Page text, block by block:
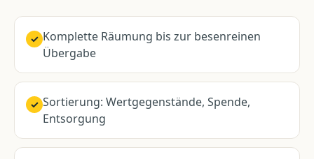
✓ Komplette Räumung bis zur besenreinen
Übergabe
✓ Sortierung: Wertgegenstände, Spende,
Entsorgung